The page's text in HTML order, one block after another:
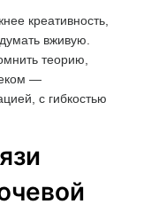
креативность,
вживую.
теорию,
—
с гибкостью